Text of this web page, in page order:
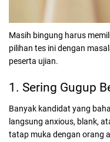
Masih bingung harus
pilihan tes ini dengan
peserta ujian.
1. Sering Gugup
Banyak kandidat yang
langsung anxious, blank,
tatap muka dengan orang